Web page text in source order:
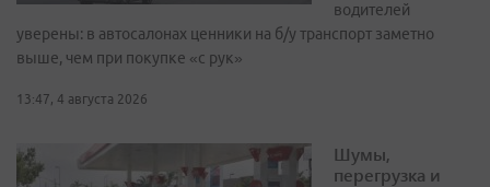
водителей
уверены: в автосалонах ценники на б/у транспорт заметно
выше, чем при покупке «с рук»
13:47, 4 августа 2026
Шумы,
перегрузка и